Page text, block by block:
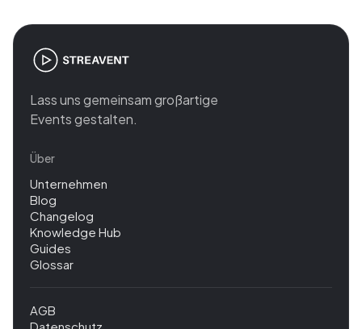
Lass uns gemeinsam großartige
Events gestalten.
Über
Unternehmen
Blog
Changelog
Knowledge Hub
Guides
Glossar
AGB